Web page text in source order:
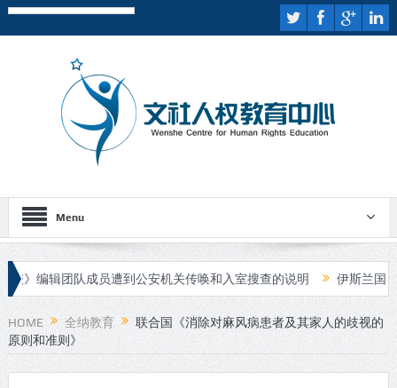
Menu
团队成员遭到公安机关传唤和入室搜查的说明 伊斯兰国宣布对喀
HOME 全纳教育
联合国《消除对麻风病患者及其家人的歧视的
原则和准则》